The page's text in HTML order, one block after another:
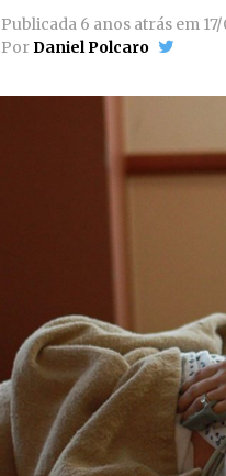
Publicada 6 anos atrás em
PorDaniel Polcaro